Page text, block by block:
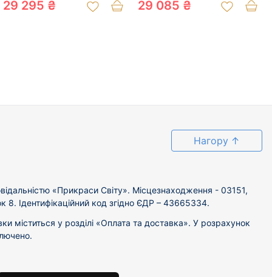
29 295 ₴ 29 085 ₴
Нагору ↑
«Прикраси Світу». Місцезнаходження - 03151,
8. Ідентифікаційний код згідно ЄДР – 43665334.
міститься у розділі «Оплата та доставка». У розрахунок